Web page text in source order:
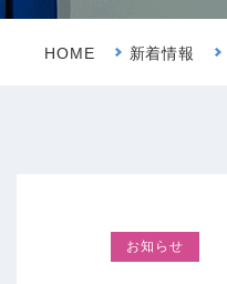
HOME 新着情報
お知らせ